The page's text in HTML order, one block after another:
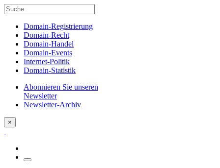
Domain-Registrierung
Domain-Recht
Domain-Handel
Domain-Events
Internet-Politik
Domain-Statistik
Abonnieren Sie unseren
Newsletter
Newsletter-Archiv
×